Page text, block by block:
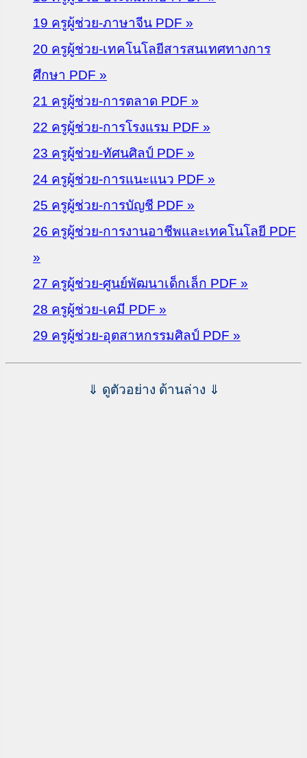
19 ครูผู้ช่วย-ภาษาจีน PDF »
20 ครูผู้ช่วย-เทคโนโลยีสารสนเทศทางการ
ศึกษา PDF »
21 ครูผู้ช่วย-การตลาด PDF »
22 ครูผู้ช่วย-การโรงแรม PDF »
23 ครูผู้ช่วย-ทัศนศิลป์ PDF »
24 ครูผู้ช่วย-การแนะแนว PDF »
25 ครูผู้ช่วย-การบัญชี PDF »
26 ครูผู้ช่วย-การงานอาชีพและเทคโนโลยี PDF
»
27 ครูผู้ช่วย-ศูนย์พัฒนาเด็กเล็ก PDF »
28 ครูผู้ช่วย-เคมี PDF »
29 ครูผู้ช่วย-อุตสาหกรรมศิลป์ PDF »
⇓ ดูตัวอย่าง ด้านล่าง ⇓